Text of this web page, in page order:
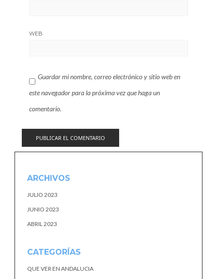
WEB
Guardar mi nombre, correo electrónico y sitio web en
este navegador para la próxima vez que haga un
comentario.
ARCHIVOS
JULIO 2023
JUNIO 2023
ABRIL 2023
CATEGORÍAS
QUE VER EN ANDALUCIA